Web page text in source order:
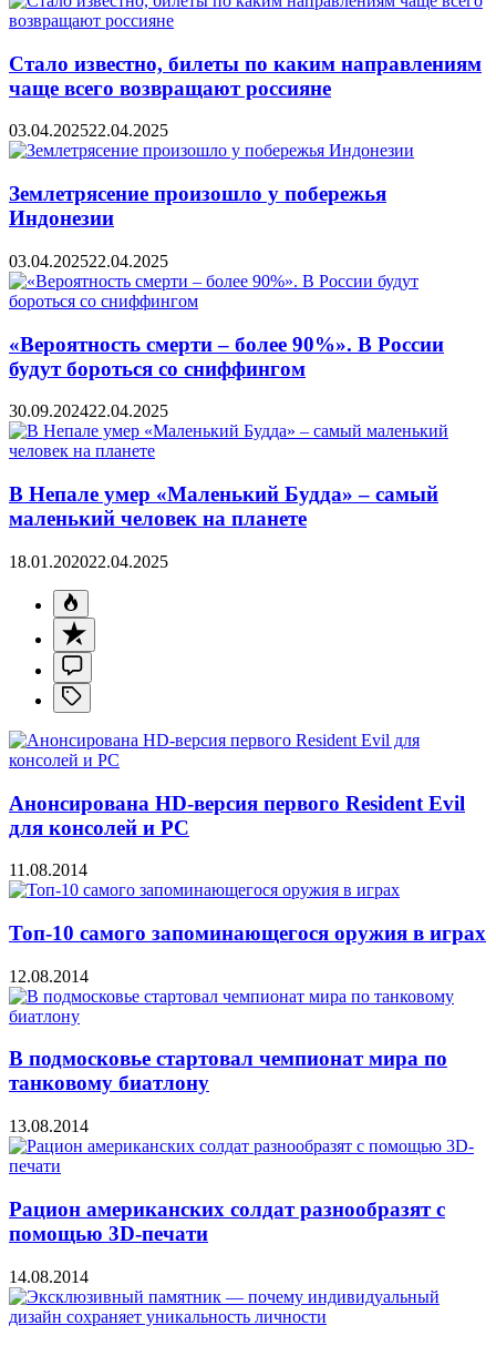
Стало известно, билеты по каким направлениям
чаще всего возвращают россияне
03.04.202522.04.2025
Землетрясение произошло у побережья
Индонезии
03.04.202522.04.2025
«Вероятность смерти – более 90%». В России
будут бороться со сниффингом
30.09.202422.04.2025
В Непале умер «Маленький Будда» – самый
маленький человек на планете
18.01.202022.04.2025
Анонсирована HD-версия первого Resident Evil
для консолей и PC
11.08.2014
Топ-10 самого запоминающегося оружия в играх
12.08.2014
В подмосковье стартовал чемпионат мира по
танковому биатлону
13.08.2014
Рацион американских солдат разнообразят с
помощью 3D-печати
14.08.2014